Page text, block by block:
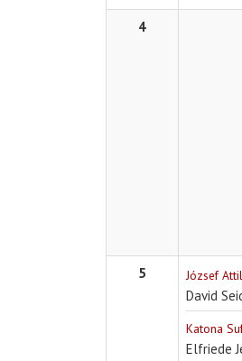
4
5 József
David
Katona
Elfriede